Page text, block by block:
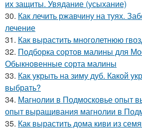
их защиты. Увядание (усыхание)
30. Как лечить ржавчину на туях.
лечение
31. Как вырастить многолетнюю
32. Подборка сортов малины для
Обыкновенные сорта малины
33. Как укрыть на зиму дуб. Какой
выбрать?
34. Магнолии в Подмосковье опыт
опыт выращивания магнолии в
35. Как вырастить дома киви из